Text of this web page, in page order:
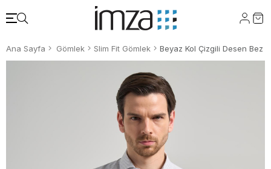
Ana Sayfa Gömlek Slim Fit Gömlek